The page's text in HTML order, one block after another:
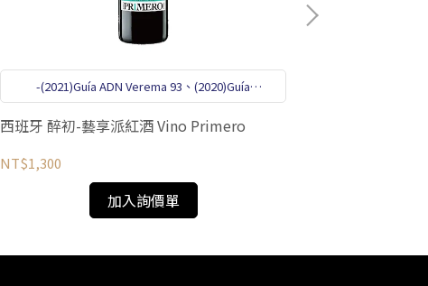
-(2021)Guía ADN Verema 93、(2020)Guía
Gourmets 93、Guía Peñín 91
西班牙 醉初-藝享派紅酒 Vino Primero
NT$1,300
加入詢價單